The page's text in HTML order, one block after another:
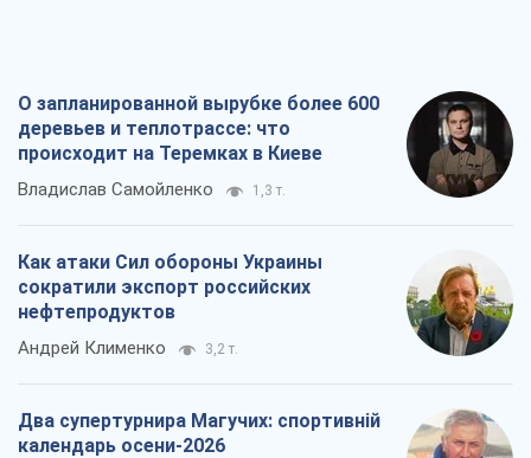
О запланированной вырубке более 600
деревьев и теплотрассе: что
происходит на Теремках в Киеве
Владислав Самойленко 1,3 т.
Как атаки Сил обороны Украины
сократили экспорт российских
нефтепродуктов
Андрей Клименко 3,2 т.
Два супертурнира Магучих: спортивній
календарь осени-2026